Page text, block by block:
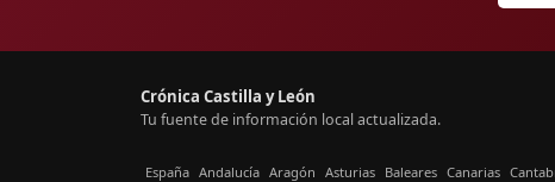
Crónica Castilla y León
Tu fuente de información local actualizada.
España Andalucía Aragón Asturias Baleares Canarias